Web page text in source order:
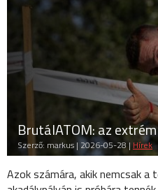
BrutálATOM: az
Szerző: markus | 2026-05-28 | Hírek
Azok számára, akik nemcsak a